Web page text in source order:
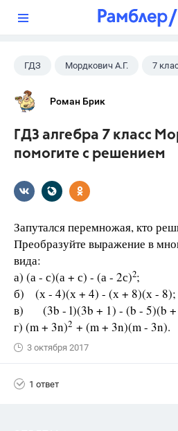
ГДЗ Мордкович А.Г. 7
Роман Брик
ГДЗ алгебра 7 класс
помогите с решением
Запутался перемножая, кто
Преобразуйте выражение в
вида:
а) (а - с)(а + с) - (а - 2с)2;
б) (х - 4)(х + 4) - (х + 8)(х - 8);
в) (3b - l)(3b + 1) - (b - 5)(b +
г) (m + 3n)2 + (m + 3n)(m - 3n).
3 октября 2017
1 ответ